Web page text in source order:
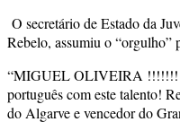
O secretário de Estado da
Rebelo, assumiu o
“MIGUEL OLIVEIRA !!!!!!!
português com este talento!
do Algarve e vencedor do